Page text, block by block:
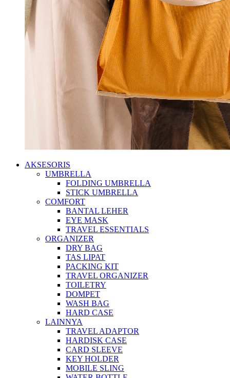
AKSESORIS
UMBRELLA
FOLDING UMBRELLA
STICK UMBRELLA
COMFORT
BANTAL LEHER
EYE MASK
TRAVEL ESSENTIALS
ORGANIZER
DRY BAG
TAS LIPAT
PACKING KIT
TRAVEL ORGANIZER
TOILETRY
DOMPET
WASH BAG
HARD CASE
LAINNYA
TRAVEL ADAPTOR
HARDISK CASE
CARD SLEEVE
KEY HOLDER
MOBILE SLING